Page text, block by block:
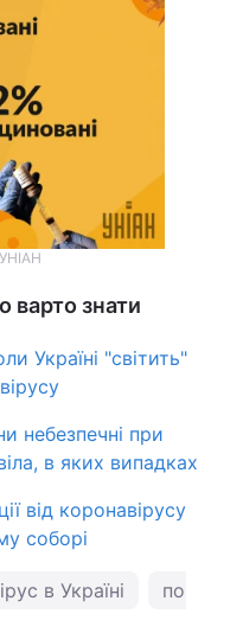
варто знати
Україні "світить"
небезпечні при
в яких випадках
від коронавірусу
соборі
в Україні погода